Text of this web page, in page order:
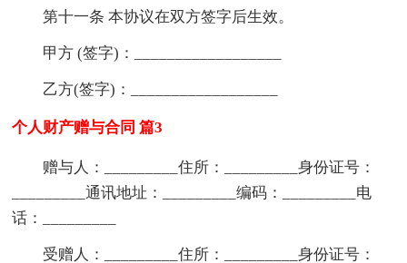
第十一条 本协议在双方签字后生效。
甲方 (签字)：__________________
乙方(签字)：__________________
个人财产赠与合同 篇3
赠与人：_________住所：_________身份证号：
_________通讯地址：_________编码：_________电
话：_________
受赠人：_________住所：_________身份证号：